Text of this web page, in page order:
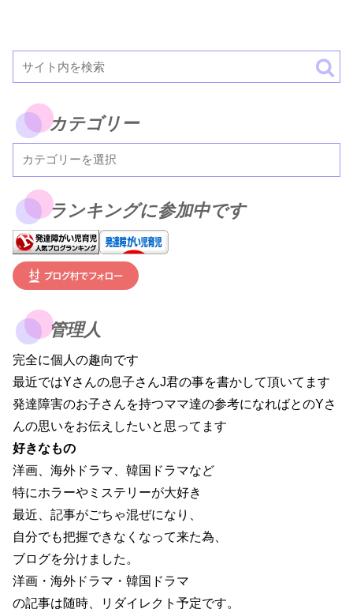
カテゴリー
ランキングに参加中です
管理人
完全に個人の趣向です
最近ではYさんの息子さんJ君の事を書かして頂いてます
発達障害のお子さんを持つママ達の参考になればとのYさ
んの思いをお伝えしたいと思ってます
好きなもの
洋画、海外ドラマ、韓国ドラマなど
特にホラーやミステリーが大好き
最近、記事がごちゃ混ぜになり、
自分でも把握できなくなって来た為、
ブログを分けました。
洋画・海外ドラマ・韓国ドラマ
の記事は随時、リダイレクト予定です。